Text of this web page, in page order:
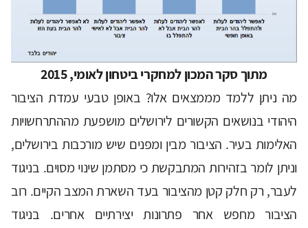
מתוך סקר המכון למחקרי ביטחון לאומי, 2015
מה ניתן ללמד מממצאים אלו? באופן טבעי עמדת הציבור
היהודי בנושאים הקשורים לירושלים מושפעת מההתרחשויות
האלימות בעיר. הציבור מבין ומפנים שיש מורכבות בירושלים,
וניתן לומר בזהירות המתבקשת כי מסתמן שינוי מסוים. בניגוד
לעבר, רק חלק קטן מהציבור בעד השארת המצב הקיים. רוב
הציבור מחפש אחר פתרונות יצירתיים אחרים. בניגוד